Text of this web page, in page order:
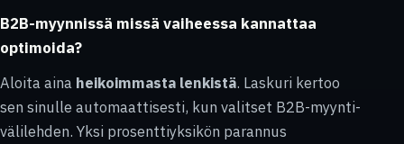
B2B-myynnissä missä vaiheessa kannattaa
optimoida?
Aloita aina heikoimmasta lenkistä. Laskuri kertoo
sen sinulle automaattisesti, kun valitset B2B-myynti-
välilehden. Yksi prosenttiyksikön parannus